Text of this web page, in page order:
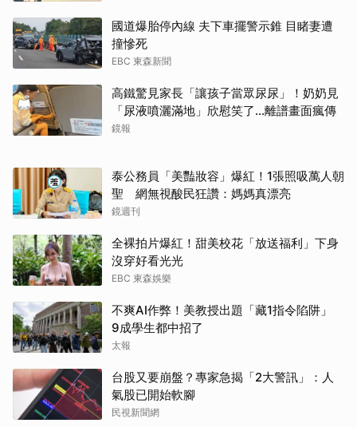
國道爆胎停內線 夫下車擺警示錐 目睹妻遭
撞慘死
EBC 東森新聞
高鐵驚見家長「讓孩子當眾尿尿」！奶奶見
「尿液噴灑滿地」欣慰笑了…離譜畫面瘋傳
鏡報
泰公務員「美豔妝容」爆紅！1張照吸萬人朝
聖 網無視酸民狂讚：媽媽真漂亮
鏡週刊
全裸拍片爆紅！甜美校花「放送福利」下身
沒穿好看光光
EBC 東森娛樂
不爽AI作弊！美教授出題「藏1指令陷阱」
9成學生都中招了
太報
台股又要崩盤？專家急揭「2大警訊」：人
氣股已開始軟腳
民視新聞網